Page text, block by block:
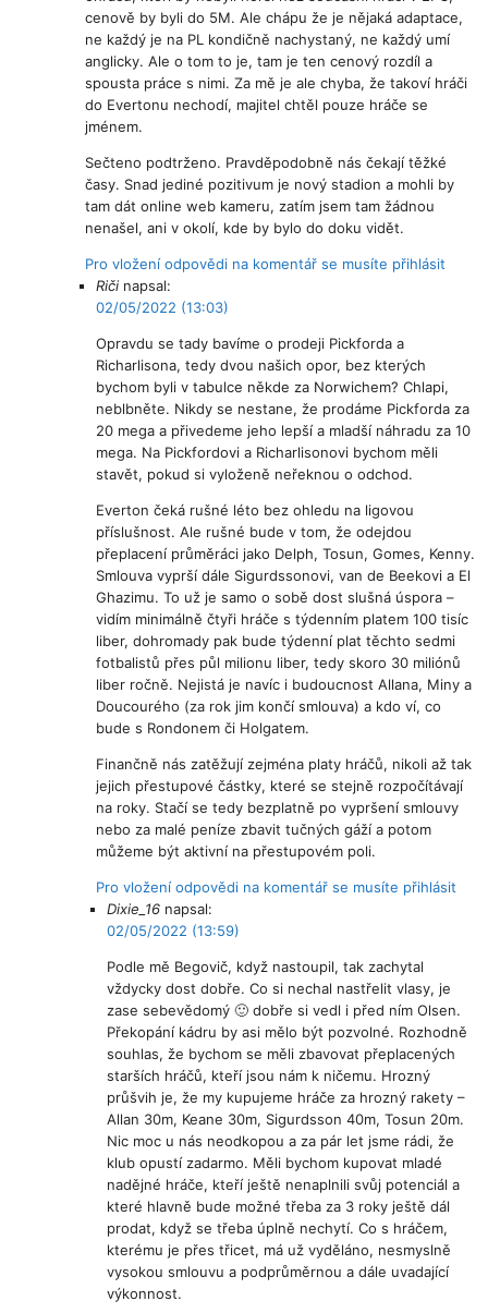
cenově by byli do 5M. Ale chápu že je nějaká adaptace,
ne každý je na PL kondičně nachystaný, ne každý umí
anglicky. Ale o tom to je, tam je ten cenový rozdíl a
spousta práce s nimi. Za mě je ale chyba, že takoví hráči
do Evertonu nechodí, majitel chtěl pouze hráče se
jménem.
Sečteno podtrženo. Pravděpodobně nás čekají těžké
časy. Snad jediné pozitivum je nový stadion a mohli by
tam dát online web kameru, zatím jsem tam žádnou
nenašel, ani v okolí, kde by bylo do doku vidět.
Pro vložení odpovědi na komentář se musíte přihlásit
Riči napsal:
02/05/2022 (13:03)
Opravdu se tady bavíme o prodeji Pickforda a
Richarlisona, tedy dvou našich opor, bez kterých
bychom byli v tabulce někde za Norwichem? Chlapi,
neblbněte. Nikdy se nestane, že prodáme Pickforda za
20 mega a přivedeme jeho lepší a mladší náhradu za 10
mega. Na Pickfordovi a Richarlisonovi bychom měli
stavět, pokud si vyloženě neřeknou o odchod.
Everton čeká rušné léto bez ohledu na ligovou
příslušnost. Ale rušné bude v tom, že odejdou
přeplacení průměráci jako Delph, Tosun, Gomes, Kenny.
Smlouva vyprší dále Sigurdssonovi, van de Beekovi a El
Ghazimu. To už je samo o sobě dost slušná úspora –
vidím minimálně čtyři hráče s týdenním platem 100 tisíc
liber, dohromady pak bude týdenní plat těchto sedmi
fotbalistů přes půl milionu liber, tedy skoro 30 miliónů
liber ročně. Nejistá je navíc i budoucnost Allana, Miny a
Doucourého (za rok jim končí smlouva) a kdo ví, co
bude s Rondonem či Holgatem.
Finančně nás zatěžují zejména platy hráčů, nikoli až tak
jejich přestupové částky, které se stejně rozpočítávají
na roky. Stačí se tedy bezplatně po vypršení smlouvy
nebo za malé peníze zbavit tučných gáží a potom
můžeme být aktivní na přestupovém poli.
Pro vložení odpovědi na komentář se musíte přihlásit
Dixie_16 napsal:
02/05/2022 (13:59)
Podle mě Begovič, když nastoupil, tak zachytal
vždycky dost dobře. Co si nechal nastřelit vlasy, je
zase sebevědomý 🙂 dobře si vedl i před ním Olsen.
Překopání kádru by asi mělo být pozvolné. Rozhodně
souhlas, že bychom se měli zbavovat přeplacených
starších hráčů, kteří jsou nám k ničemu. Hrozný
průšvih je, že my kupujeme hráče za hrozný rakety –
Allan 30m, Keane 30m, Sigurdsson 40m, Tosun 20m.
Nic moc u nás neodkopou a za pár let jsme rádi, že
klub opustí zadarmo. Měli bychom kupovat mladé
nadějné hráče, kteří ještě nenaplnili svůj potenciál a
které hlavně bude možné třeba za 3 roky ještě dál
prodat, když se třeba úplně nechytí. Co s hráčem,
kterému je přes třicet, má už vyděláno, nesmyslně
vysokou smlouvu a podprůměrnou a dále uvadající
výkonnost.